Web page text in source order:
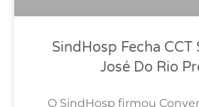
SindHosp Fecha CCT
José Do Rio
O SindHosp firmou